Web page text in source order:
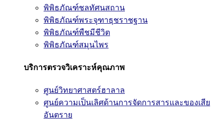
พิพิธภัณฑ์ชลทัศนสถาน
พิพิธภัณฑ์พระจุฑาธุชราชฐาน
พิพิธภัณฑ์พืชมีชีวิต
พิพิธภัณฑ์สมุนไพร
บริการตรวจวิเคราะห์คุณภาพ
ศูนย์วิทยาศาสตร์ฮาลาล
ศูนย์ความเป็นเลิศด้านการจัดการสารและของเสีย
อันตราย